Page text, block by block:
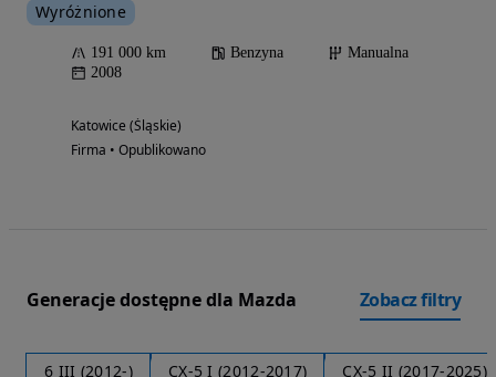
Wyróżnione
191 000 km Benzyna
Manualna
2008
Katowice (Śląskie)
Firma • Opublikowano
Generacje dostępne dla Mazda Zobacz filtry
6 III (2012-) CX-5 I (2012-2017) CX-5 II (2017-2025)